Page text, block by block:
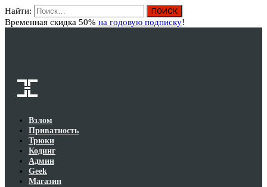
Найти:
Временная скидка 50% на годовую подписку!
Взлом
Приватность
Трюки
Кодинг
Админ
Geek
Магазин